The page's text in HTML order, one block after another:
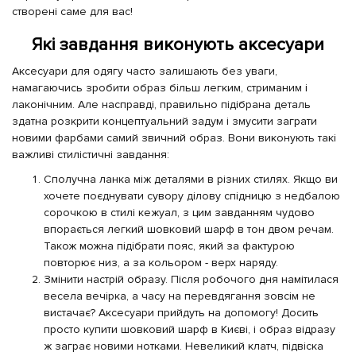
створені саме для вас!
Які завдання виконують аксесуари
Аксесуари для одягу часто залишають без уваги,
намагаючись зробити образ більш легким, стриманим і
лаконічним. Але насправді, правильно підібрана деталь
здатна розкрити концептуальний задум і змусити заграти
новими фарбами самий звичний образ. Вони виконують такі
важливі стилістичні завдання:
Сполучна ланка між деталями в різних стилях. Якщо ви
хочете поєднувати сувору ділову спідницю з недбалою
сорочкою в стилі кежуал, з цим завданням чудово
впорається легкий шовковий шарф в тон двом речам.
Також можна підібрати пояс, який за фактурою
повторює низ, а за кольором - верх наряду.
Змінити настрій образу. Після робочого дня намітилася
весела вечірка, а часу на перевдягання зовсім не
вистачає? Аксесуари прийдуть на допомогу! Досить
просто купити шовковий шарф в Києві, і образ відразу
ж заграє новими нотками. Невеликий клатч, підвіска